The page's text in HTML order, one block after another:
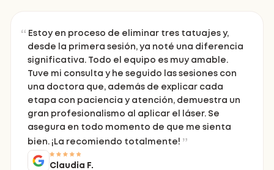
Estoy en proceso de eliminar tres tatuajes y,
desde la primera sesión, ya noté una diferencia
significativa. Todo el equipo es muy amable.
Tuve mi consulta y he seguido las sesiones con
una doctora que, además de explicar cada
etapa con paciencia y atención, demuestra un
gran profesionalismo al aplicar el láser. Se
asegura en todo momento de que me sienta
bien. ¡La recomiendo totalmente!
Claudia F.